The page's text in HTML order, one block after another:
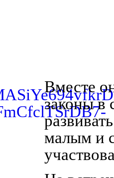
Вместе
законы в
малым и